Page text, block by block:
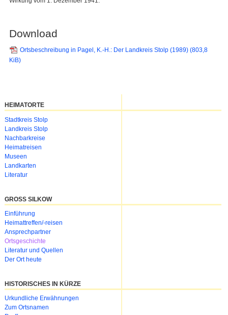
Download
Ortsbeschreibung in Pagel, K.-H.: Der Landkreis Stolp (1989) (803,8
KiB)
HEIMATORTE
Navigation
überspringen
Stadtkreis Stolp
Landkreis Stolp
Nachbarkreise
Heimatreisen
Museen
Landkarten
Literatur
GROSS SILKOW
Navigation
überspringen
Einführung
Heimattreffen/-reisen
Ansprechpartner
Ortsgeschichte
Literatur und Quellen
Der Ort heute
HISTORISCHES IN KÜRZE
Urkundliche Erwähnungen
Zum Ortsnamen